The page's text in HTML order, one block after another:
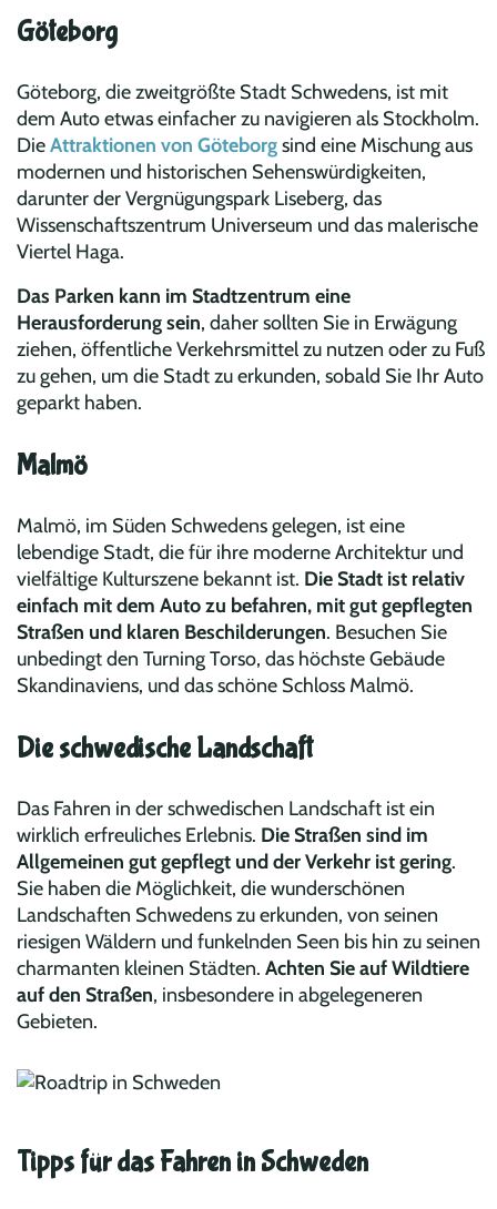
Göteborg
Göteborg, die zweitgrößte Stadt Schwedens, ist mit
dem Auto etwas einfacher zu navigieren als Stockholm.
DieAttraktionen von Göteborgsind eine Mischung aus
modernen und historischen Sehenswürdigkeiten,
darunter der Vergnügungspark Liseberg, das
Wissenschaftszentrum Universeum und das malerische
Viertel Haga.
Das Parken kann im Stadtzentrum eine
Herausforderung sein, daher sollten Sie in Erwägung
ziehen, öffentliche Verkehrsmittel zu nutzen oder zu Fuß
zu gehen, um die Stadt zu erkunden, sobald Sie Ihr Auto
geparkt haben.
Malmö
Malmö, im Süden Schwedens gelegen, ist eine
lebendige Stadt, die für ihre moderne Architektur und
vielfältige Kulturszene bekannt ist. Die Stadt ist relativ
einfach mit dem Auto zu befahren, mit gut gepflegten
Straßen und klaren Beschilderungen. Besuchen Sie
unbedingt den Turning Torso, das höchste Gebäude
Skandinaviens, und das schöne Schloss Malmö.
Die schwedische Landschaft
Das Fahren in der schwedischen Landschaft ist ein
wirklich erfreuliches Erlebnis. Die Straßen sind im
Allgemeinen gut gepflegt und der Verkehr ist gering.
Sie haben die Möglichkeit, die wunderschönen
Landschaften Schwedens zu erkunden, von seinen
riesigen Wäldern und funkelnden Seen bis hin zu seinen
charmanten kleinen Städten. Achten Sie auf Wildtiere
auf den Straßen, insbesondere in abgelegeneren
Gebieten.
Tipps für das Fahren in Schweden